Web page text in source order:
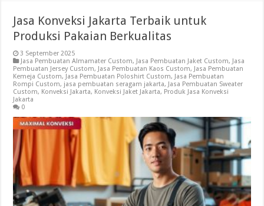
Jasa Konveksi Jakarta Terbaik untuk
Produksi Pakaian Berkualitas
3 September 2025
Jasa Pembuatan Almamater Custom, Jasa Pembuatan Jaket Custom, Jasa
Pembuatan Jersey Custom, Jasa Pembuatan Kaos Custom, Jasa Pembuatan
Kemeja Custom, Jasa Pembuatan Poloshirt Custom, Jasa Pembuatan
Rompi Custom, jasa pembuatan seragam jakarta, Jasa Pembuatan Sweater
Custom, Konveksi Jakarta, Konveksi Jaket Jakarta, Produk Jasa Konveksi
Jakarta
0